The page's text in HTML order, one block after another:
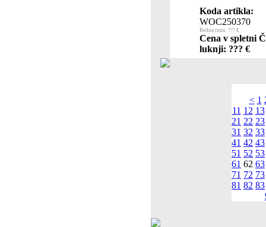
Koda artikla:
WOC250370
Redna cena: ??? €
Cena v spletni
luknji: ??? €
< 1
11 12 13
21 22 23
31 32 33
41 42 43
51 52 53
61 62 63
71 72 73
81 82 83